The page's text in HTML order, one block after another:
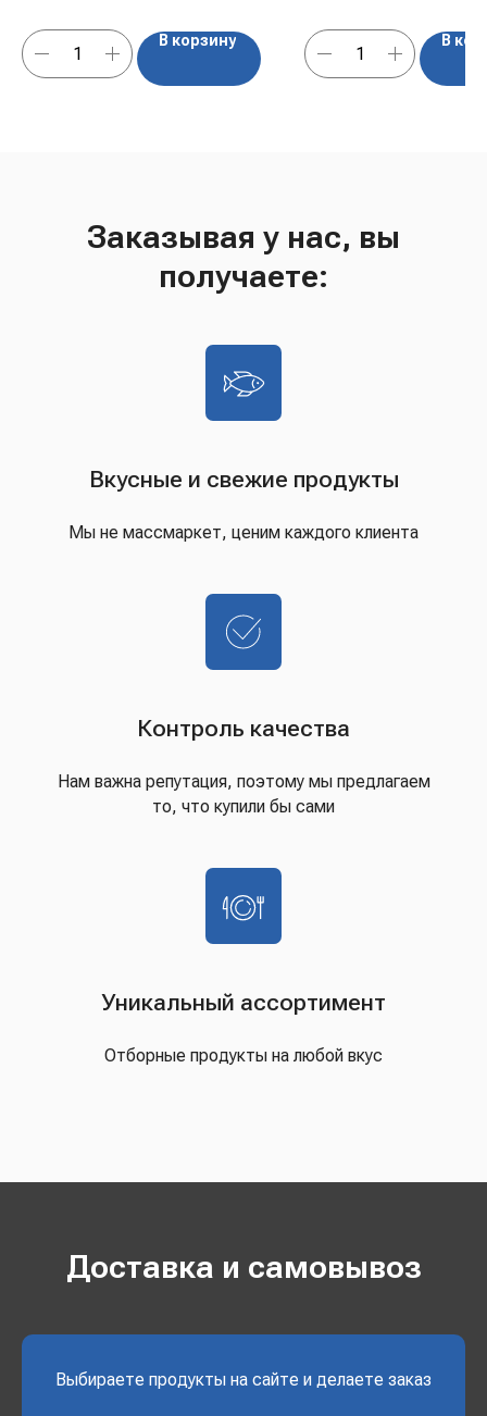
В корзину В
Заказывая у нас, вы
получаете:
Вкусные и свежие продукты
Мы не массмаркет, ценим каждого клиента
Контроль качества
Нам важна репутация, поэтому мы предлагаем
то, что купили бы сами
Уникальный ассортимент
Отборные продукты на любой вкус
Доставка и самовывоз
Выбираете продукты на сайте и делаете заказ